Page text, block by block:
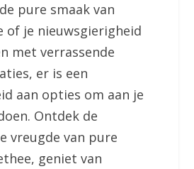
pure smaak van
of je nieuwsgierigheid
met verrassende
er is een
aan opties om aan je
Ontdek de
vreugde van pure
geniet van